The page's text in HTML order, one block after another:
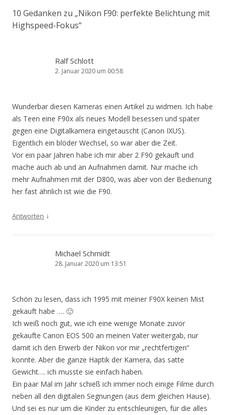
10 Gedanken zu „Nikon F90: perfekte Belichtung mit
Highspeed-Fokus“
Ralf Schlott
2. Januar 2020 um 00:58
Wunderbar diesen Kameras einen Artikel zu widmen. Ich habe
als Teen eine F90x als neues Modell besessen und später
gegen eine Digitalkamera eingetauscht (Canon IXUS).
Eigentlich ein blöder Wechsel, so war aber die Zeit.
Vor ein paar Jahren habe ich mir aber 2 F90 gekauft und
mache auch ab und an Aufnahmen damit. Nur mache ich
mehr Aufnahmen mit der D800, was aber von der Bedienung
her fast ähnlich ist wie die F90.
Antworten ↓
Michael Schmidt
28. Januar 2020 um 13:51
Schön zu lesen, dass ich 1995 mit meiner F90X keinen Mist
gekauft habe …. 🙂
Ich weiß noch gut, wie ich eine wenige Monate zuvor
gekaufte Canon EOS 500 an meinen Vater weitergab, nur
damit ich den Erwerb der Nikon vor mir „rechtfertigen“
konnte. Aber die ganze Haptik der Kamera, das satte
Gewicht…. ich musste sie einfach haben.
Ein paar Mal im Jahr schieß ich immer noch einige Filme durch
neben all den digitalen Segnungen (aus dem gleichen Hause).
Und sei es nur um die Kinder zu entschleunigen, für die alles